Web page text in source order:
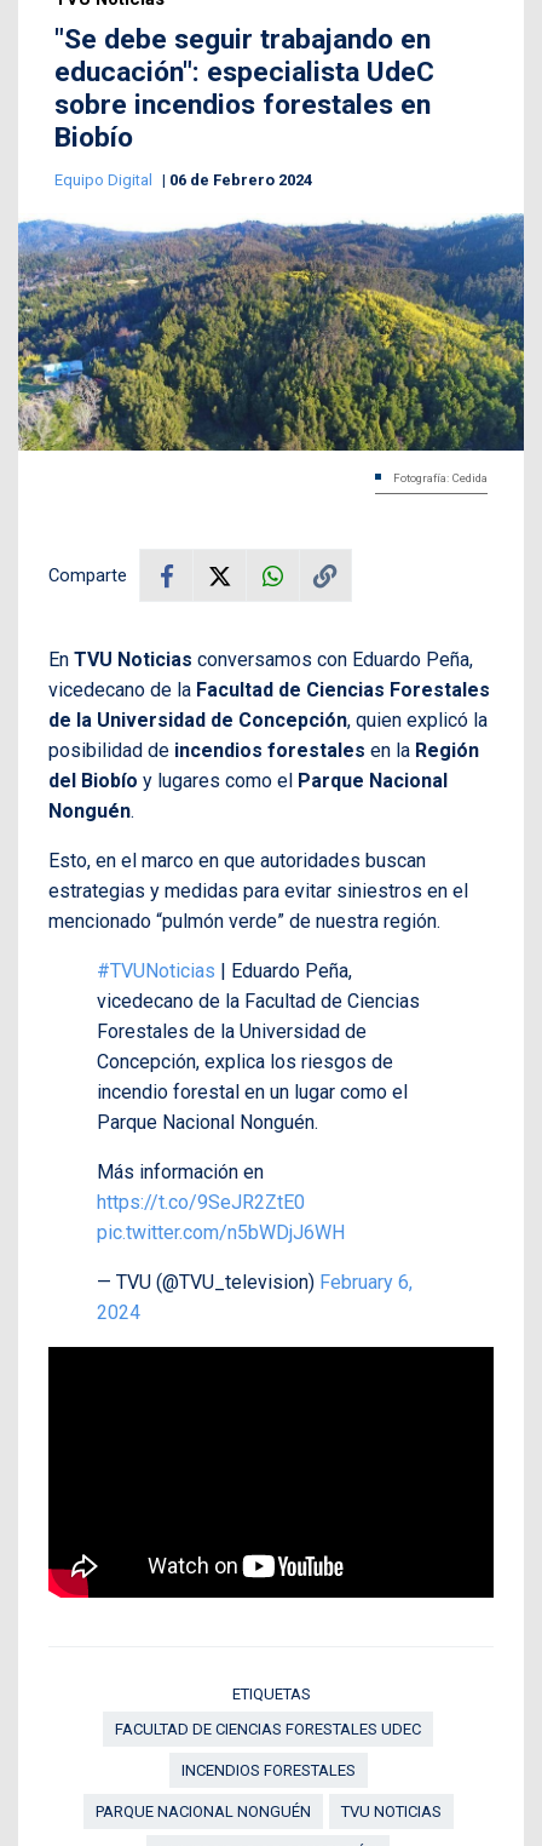
"Se debe seguir trabajando en
educación": especialista UdeC
sobre incendios forestales en
Biobío
Equipo Digital 06 de Febrero 2024
Fotografía: Cedida
Comparte
En TVU Noticias conversamos con Eduardo Peña,
vicedecano de la Facultad de Ciencias Forestales
de la Universidad de Concepción, quien explicó la
posibilidad de incendios forestales en la Región
del Biobío y lugares como el Parque Nacional
Nonguén.
Esto, en el marco en que autoridades buscan
estrategias y medidas para evitar siniestros en el
mencionado “pulmón verde” de nuestra región.
#TVUNoticias | Eduardo Peña,
vicedecano de la Facultad de Ciencias
Forestales de la Universidad de
Concepción, explica los riesgos de
incendio forestal en un lugar como el
Parque Nacional Nonguén.
Más información en
https://t.co/9SeJR2ZtE0
pic.twitter.com/n5bWDjJ6WH
— TVU (@TVU_television) February 6,
2024
ETIQUETAS
FACULTAD DE CIENCIAS FORESTALES UDEC
INCENDIOS FORESTALES
PARQUE NACIONAL NONGUÉN TVU NOTICIAS